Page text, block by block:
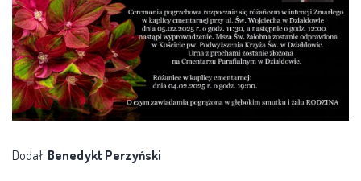
Dodał: Benedykt Perzyński